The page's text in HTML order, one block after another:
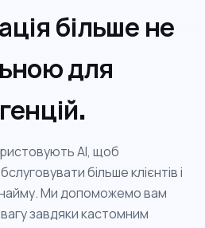
більше не
для
AI, щоб
більше клієнтів і
Ми допоможемо вам
завдяки кастомним